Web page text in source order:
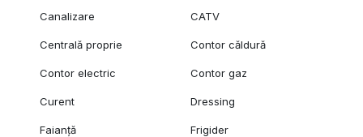
Canalizare CATV
Centrală proprie Contor căldură
Contor electric Contor gaz
Curent Dressing
Faianță Frigider